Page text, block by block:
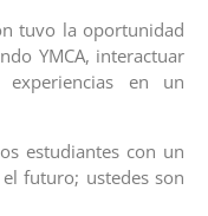
tuvo la oportunidad
YMCA, interactuar
en un
estudiantes con un
futuro; ustedes son